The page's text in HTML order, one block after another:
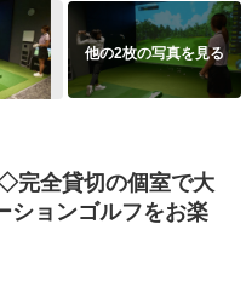
他の2枚の写真を見る
完全貸切の個室で大
ションゴルフをお楽